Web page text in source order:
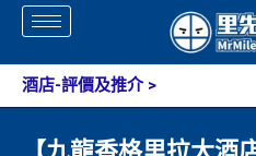
Skip
content
酒店-評價及推介>